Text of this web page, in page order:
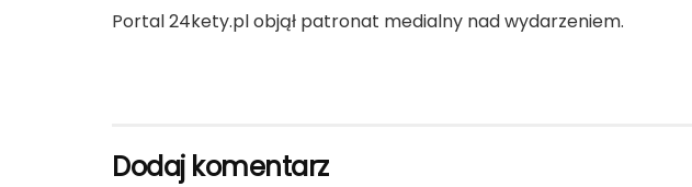
Portal 24kety.pl objął patronat medialny nad wydarzeniem.
Dodaj komentarz